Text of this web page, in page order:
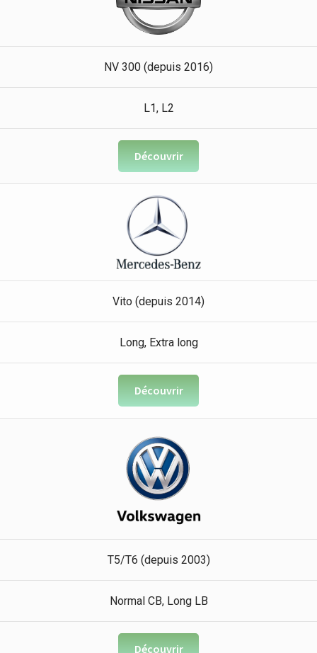
NV 300 (depuis 2016)
L1, L2
Découvrir
Vito (depuis 2014)
Long, Extra long
Découvrir
T5/T6 (depuis 2003)
Normal CB, Long LB
Découvrir